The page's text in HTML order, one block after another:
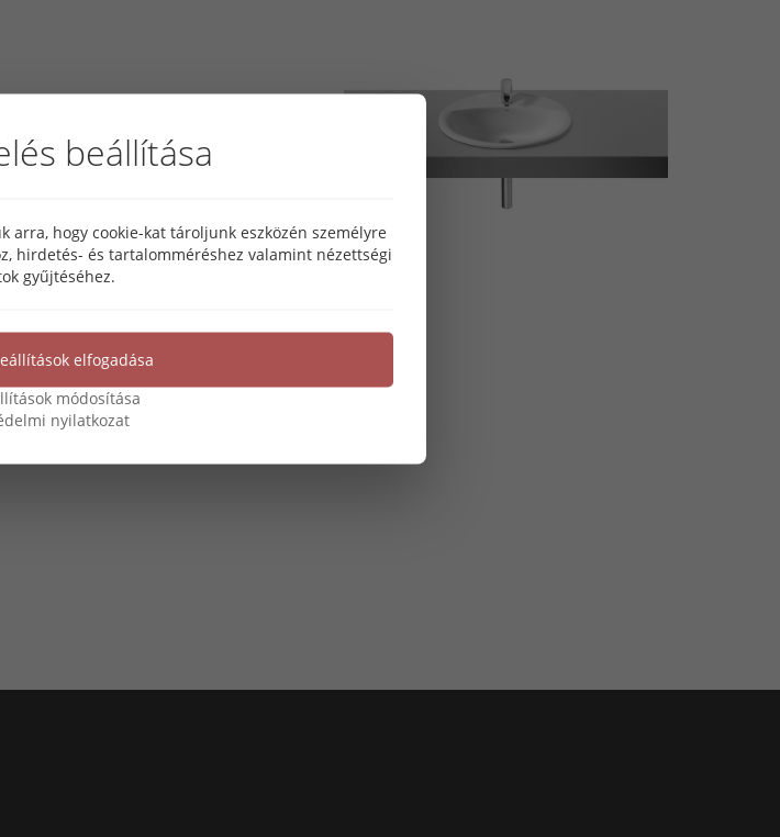
beállítása
arra, hogy cookie-kat tároljunk eszközén személyre
hirdetés- és tartalomméréshez valamint nézettségi
gyűjtéséhez.
elfogadása
módosítása
nyilatkozat